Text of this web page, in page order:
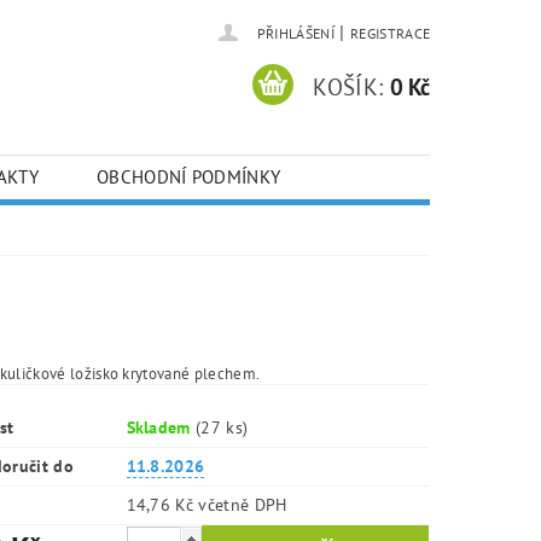
PŘIHLÁŠENÍ | REGISTRACE
KOŠÍK: 0 Kč
OBCHODNÍ PODMÍNKY
ložisko krytované plechem.
Skladem(27 ks)
do
11.8.2026
14,76 Kč včetně DPH